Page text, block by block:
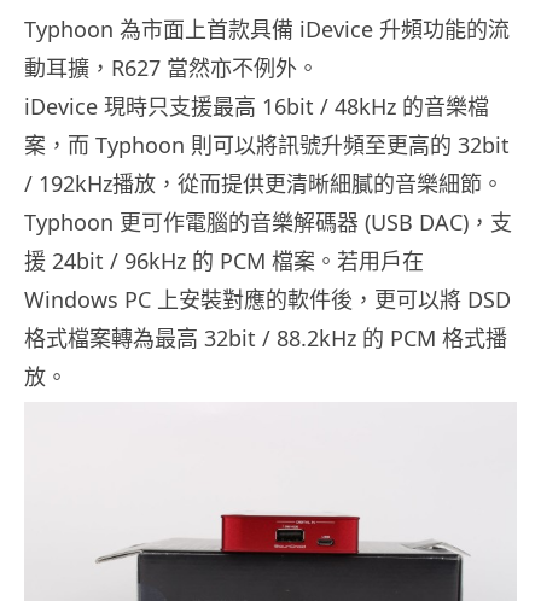
Typhoon 為市面上首款具備 iDevice 升頻功能的流
動耳擴，R627 當然亦不例外。
iDevice 現時只支援最高 16bit / 48kHz 的音樂檔
案，而 Typhoon 則可以將訊號升頻至更高的 32bit
/ 192kHz播放，從而提供更清晰細膩的音樂細節。
Typhoon 更可作電腦的音樂解碼器 (USB DAC)，支
援 24bit / 96kHz 的 PCM 檔案。若用戶在
Windows PC 上安裝對應的軟件後，更可以將 DSD
格式檔案轉為最高 32bit / 88.2kHz 的 PCM 格式播
放。